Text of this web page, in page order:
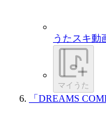
うたスキ動
マイうた
「DREAMS